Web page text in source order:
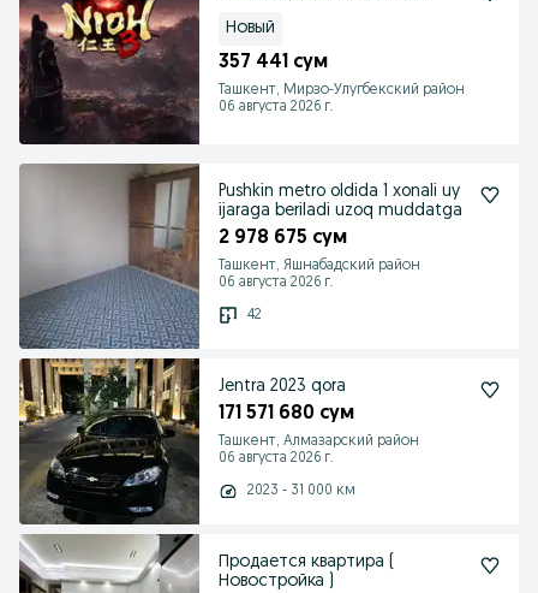
Новый
357 441 сум
Ташкент, Мирзо-Улугбекский район
06 августа 2026 г.
Pushkin metro oldida 1 xonali uy
ijaraga beriladi uzoq muddatga
2 978 675 сум
Ташкент, Яшнабадский район
06 августа 2026 г.
42
Jentra 2023 qora
171 571 680 сум
Ташкент, Алмазарский район
06 августа 2026 г.
2023 - 31 000 км
Продается квартира (
Новостройка )